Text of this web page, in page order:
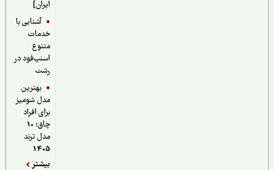
آشنایی با
خدمات
اسنپ‌فود در
بهترین
مدل شومیز
برای افراد
چاق؛ 10
مدل ترند